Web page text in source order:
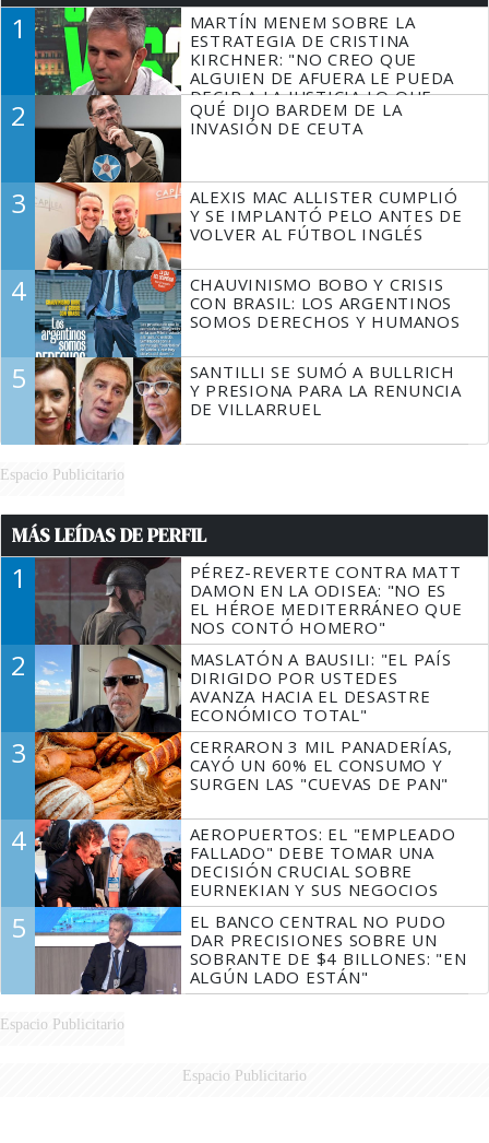
1
MARTÍN MENEM SOBRE LA
ESTRATEGIA DE CRISTINA
KIRCHNER: "NO CREO QUE
ALGUIEN DE AFUERA LE PUEDA
DECIR A LA JUSTICIA LO QUE
TIENE QUE HACER"
2
QUÉ DIJO BARDEM DE LA
INVASIÓN DE CEUTA
3
ALEXIS MAC ALLISTER CUMPLIÓ
Y SE IMPLANTÓ PELO ANTES DE
VOLVER AL FÚTBOL INGLÉS
4
CHAUVINISMO BOBO Y CRISIS
CON BRASIL: LOS ARGENTINOS
SOMOS DERECHOS Y HUMANOS
5
SANTILLI SE SUMÓ A BULLRICH
Y PRESIONA PARA LA RENUNCIA
DE VILLARRUEL
Espacio Publicitario
MÁS LEÍDAS DE PERFIL
1
PÉREZ-REVERTE CONTRA MATT
DAMON EN LA ODISEA: "NO ES
EL HÉROE MEDITERRÁNEO QUE
NOS CONTÓ HOMERO"
2
MASLATÓN A BAUSILI: "EL PAÍS
DIRIGIDO POR USTEDES
AVANZA HACIA EL DESASTRE
ECONÓMICO TOTAL"
3
CERRARON 3 MIL PANADERÍAS,
CAYÓ UN 60% EL CONSUMO Y
SURGEN LAS "CUEVAS DE PAN"
4
AEROPUERTOS: EL "EMPLEADO
FALLADO" DEBE TOMAR UNA
DECISIÓN CRUCIAL SOBRE
EURNEKIAN Y SUS NEGOCIOS
5
EL BANCO CENTRAL NO PUDO
DAR PRECISIONES SOBRE UN
SOBRANTE DE $4 BILLONES: "EN
ALGÚN LADO ESTÁN"
Espacio Publicitario
Espacio Publicitario